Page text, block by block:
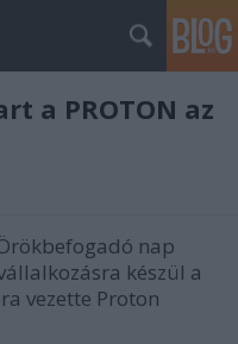
a PROTON az
nap
készül a
vezette Proton